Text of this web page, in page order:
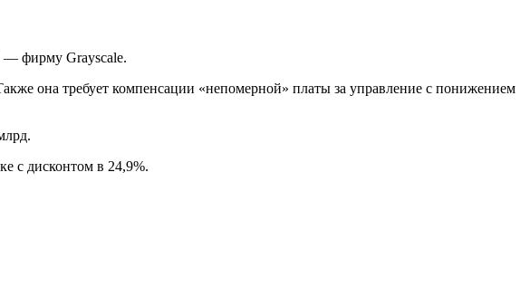
— фирму Grayscale.
она требует компенсации «непомерной» платы за управление с понижением
с дисконтом в 24,9%.